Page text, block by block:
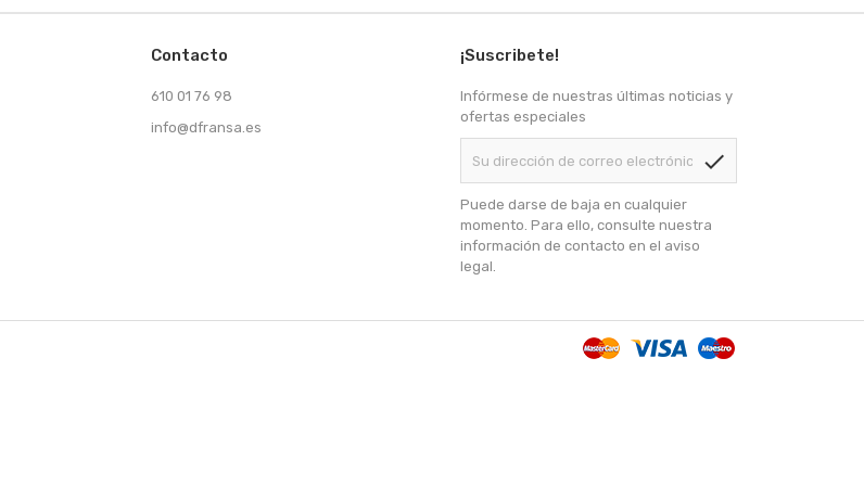
Contacto
610 01 76 98
info@dfransa.es
¡Suscribete!
Infórmese de nuestras últimas noticias y
ofertas especiales
check
Puede darse de baja en cualquier
momento. Para ello, consulte nuestra
información de contacto en el aviso
legal.